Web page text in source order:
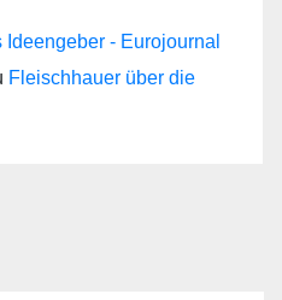
- Eurojournal
Fleischhauer über die